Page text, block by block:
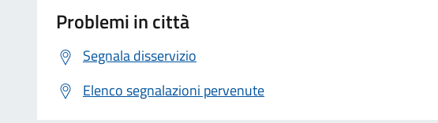
Problemi in città
Segnala disservizio
Elenco segnalazioni pervenute